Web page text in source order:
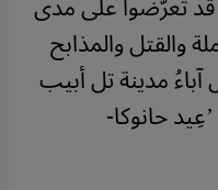
والقتل والمذابح
مدينة تل أبيب
حانوكا-